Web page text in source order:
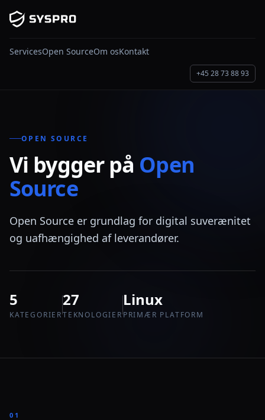
ServicesOpen SourceOm osKontakt
+45 28 73 88 93
OPEN SOURCE
Vi bygger på Open
Source
Open Source er grundlag for digital suverænitet
og uafhængighed af leverandører.
5
KATEGORIER
27
TEKNOLOGIER
Linux
PRIMÆR PLATFORM
01